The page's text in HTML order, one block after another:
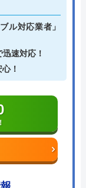
ル対応業者」
速対応！
！